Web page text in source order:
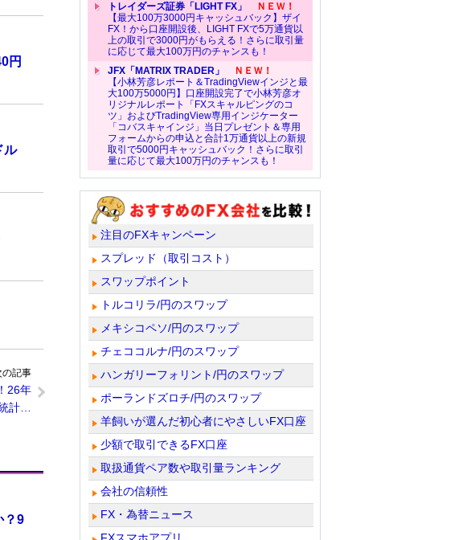
円
ル
の記事
26年
計…
？9
トレイダーズ証券「LIGHT FX」
ＮＥＷ！
【最大100万3000円キャッシュバック】ザイ
FX！から口座開設後、LIGHT FXで5万通貨以
上の取引で3000円がもらえる！さらに取引量
に応じて最大100万円のチャンスも！
JFX「MATRIX TRADER」
ＮＥＷ！
【小林芳彦レポート＆TradingViewインジと最
大100万5000円】口座開設完了で小林芳彦オ
リジナルレポート「FXスキャルピングのコ
ツ」およびTradingView専用インジケーター
「コバスキャインジ」当日プレゼント＆専用
フォームからの申込と合計1万通貨以上の新規
取引で5000円キャッシュバック！さらに取引
量に応じて最大100万円のチャンスも！
注目のFXキャンペーン
スプレッド（取引コスト）
スワップポイント
トルコリラ/円のスワップ
メキシコペソ/円のスワップ
チェココルナ/円のスワップ
ハンガリーフォリント/円のスワップ
ポーランドズロチ/円のスワップ
羊飼いが選んだ初心者にやさしいFX口座
少額で取引できるFX口座
取扱通貨ペア数や取引量ランキング
会社の信頼性
FX・為替ニュース